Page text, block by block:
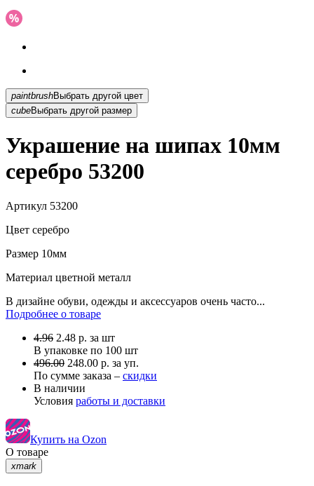
paintbrush
Выбрать другой цвет
cubeВыбрать другой размер
Украшение на шипах 10мм
серебро 53200
Артикул 53200
Цвет серебро
Размер 10мм
Материал цветной металл
В дизайне обуви, одежды и аксессуаров очень часто...
Подробнее о товаре
4.96 2.48 р. за шт
В упаковке по 100 шт
496.00 248.00 р. за уп.
По сумме заказа – скидки
В наличии
Условия работы и доставки
Купить на Ozon
О товаре
xmark